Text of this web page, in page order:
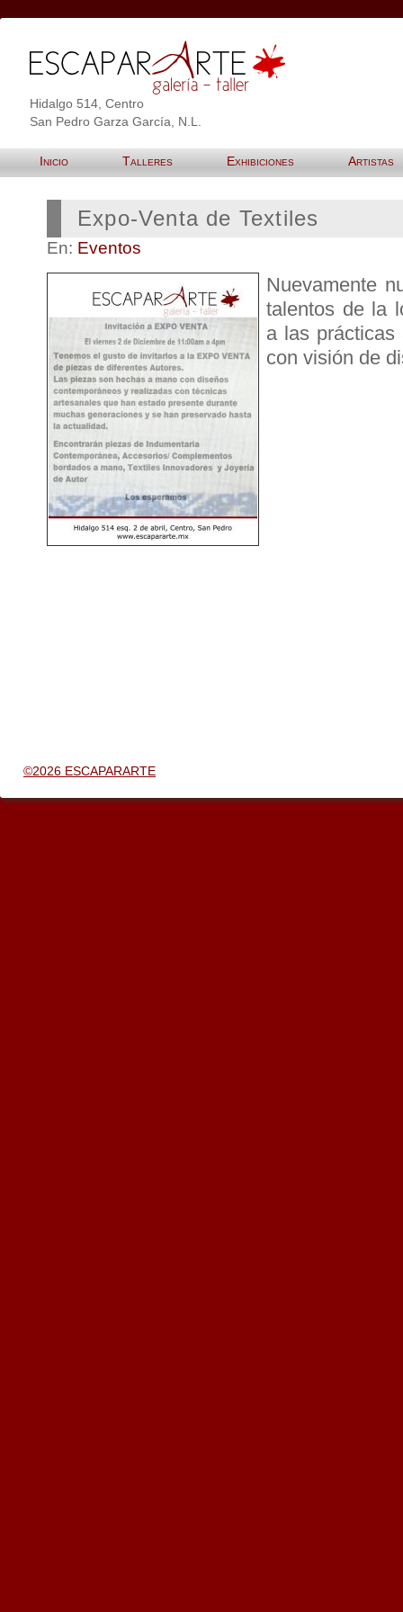
Hidalgo 514, Centro
San Pedro Garza García, N.L.
Inicio Talleres Exhibiciones Artistas
Expo-Venta de Textiles
En: Eventos
Nuevamente
talentos de la
a las prácticas
con visión de
©2026 ESCAPARARTE